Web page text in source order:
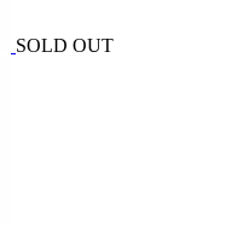
SOLD OUT